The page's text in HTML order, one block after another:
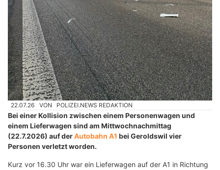
22.07.26 VON POLIZEI.NEWS REDAKTION
Bei einer Kollision zwischen einem Personenwagen und
einem Lieferwagen sind am Mittwochnachmittag
(22.7.2026) auf derAutobahn A1 bei Geroldswil vier
Personen verletzt worden.
Kurz vor 16.30 Uhr war ein Lieferwagen auf der A1 in Richtung